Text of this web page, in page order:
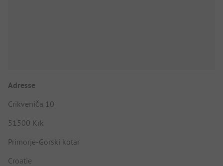
Adresse
Crikveniča 10
51500 Krk
Primorje-Gorski kotar
Croatie